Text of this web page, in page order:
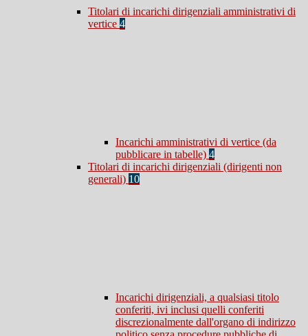
Titolari di incarichi dirigenziali amministrativi di
vertice 4
Incarichi amministrativi di vertice (da
pubblicare in tabelle) 4
Titolari di incarichi dirigenziali (dirigenti non
generali) 10
Incarichi dirigenziali, a qualsiasi titolo
conferiti, ivi inclusi quelli conferiti
discrezionalmente dall'organo di indirizzo